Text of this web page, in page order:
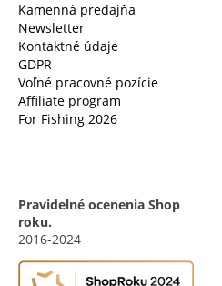
Kamenná predajňa
Newsletter
Kontaktné údaje
GDPR
Voľné pracovné pozície
Affiliate program
For Fishing 2026
Pravidelné ocenenia Shop
roku.
2016-2024